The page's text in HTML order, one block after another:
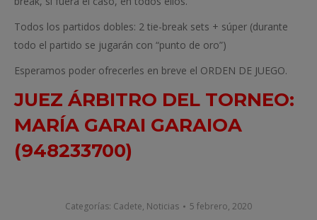
Todos los partidos dobles: 2 tie-break sets + súper (durante
todo el partido se jugarán con “punto de oro”)
Esperamos poder ofrecerles en breve el ORDEN DE JUEGO.
JUEZ ÁRBITRO DEL TORNEO:
MARÍA GARAI GARAIOA
(948233700)
Categorías: Cadete, Noticias 5 febrero, 2020